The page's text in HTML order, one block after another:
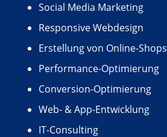
Social Media Marketing
Responsive Webdesign
Erstellung von Online-Shops
Performance-Optimierung
Conversion-Optimierung
Web- & App-Entwicklung
IT-Consulting